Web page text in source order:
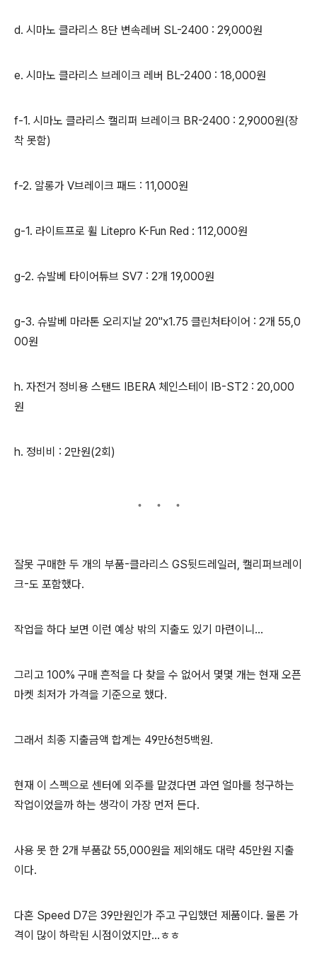
d. 시마노 클라리스 8단 변속레버 SL-2400 : 29,000원
e. 시마노 클라리스 브레이크 레버 BL-2400 : 18,000원
f-1. 시마노 클라리스 캘리퍼 브레이크 BR-2400 : 2,9000원(장
착 못함)
f-2. 알롱가 V브레이크 패드 : 11,000원
g-1. 라이트프로 휠 Litepro K-Fun Red : 112,000원
g-2. 슈발베 타이어튜브 SV7 : 2개 19,000원
g-3. 슈발베 마라톤 오리지날 20"x1.75 클린처타이어 : 2개 55,0
00원
h. 자전거 정비용 스탠드 IBERA 체인스테이 IB-ST2 : 20,000
원
h. 정비비 : 2만원(2회)
잘못 구매한 두 개의 부품-클라리스 GS뒷드레일러, 캘리퍼브레이
크-도 포함했다.
작업을 하다 보면 이런 예상 밖의 지출도 있기 마련이니...
그리고 100% 구매 흔적을 다 찾을 수 없어서 몇몇 개는 현재 오픈
마켓 최저가 가격을 기준으로 했다.
그래서 최종 지출금액 합계는 49만6천5백원.
현재 이 스펙으로 센터에 외주를 맡겼다면 과연 얼마를 청구하는
작업이었을까 하는 생각이 가장 먼저 든다.
사용 못 한 2개 부품값 55,000원을 제외해도 대략 45만원 지출
이다.
다혼 Speed D7은 39만원인가 주고 구입했던 제품이다. 물론 가
격이 많이 하락된 시점이었지만...ㅎㅎ